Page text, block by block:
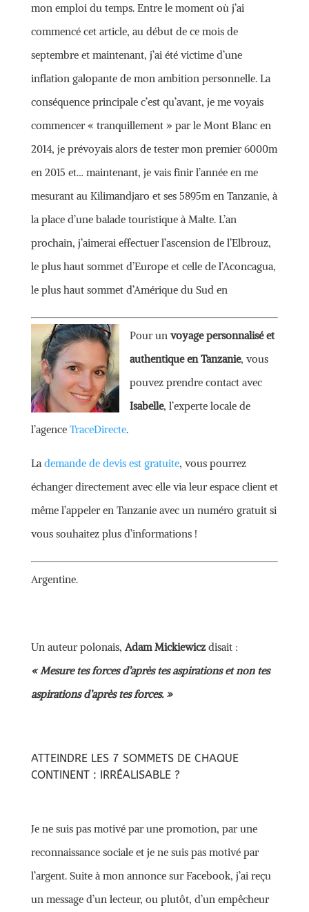
mon emploi du temps. Entre le moment où j’ai
commencé cet article, au début de ce mois de
septembre et maintenant, j’ai été victime d’une
inflation galopante de mon ambition personnelle. La
conséquence principale c’est qu’avant, je me voyais
commencer « tranquillement » par le Mont Blanc en
2014, je prévoyais alors de tester mon premier 6000m
en 2015 et… maintenant, je vais finir l’année en me
mesurant au Kilimandjaro et ses 5895m en Tanzanie, à
la place d’une balade touristique à Malte. L’an
prochain, j’aimerai effectuer l’ascension de l’Elbrouz,
le plus haut sommet d’Europe et celle de l’Aconcagua,
le plus haut sommet d’Amérique du Sud en
Pour un voyage personnalisé et
authentique en Tanzanie, vous
pouvez prendre contact avec
Isabelle, l’experte locale de
l’agence TraceDirecte.
La demande de devis est gratuite, vous pourrez
échanger directement avec elle via leur espace client et
même l’appeler en Tanzanie avec un numéro gratuit si
vous souhaitez plus d’informations !
Argentine.
Un auteur polonais, Adam Mickiewiczdisait :
« Mesure tes forces d’après tes aspirations et non tes
aspirations d’après tes forces. »
ATTEINDRE LES 7 SOMMETS DE CHAQUE
CONTINENT : IRRÉALISABLE ?
Je ne suis pas motivé par une promotion, par une
reconnaissance sociale et je ne suis pas motivé par
l’argent. Suite à mon annonce sur Facebook, j’ai reçu
un message d’un lecteur, ou plutôt, d’un empêcheur